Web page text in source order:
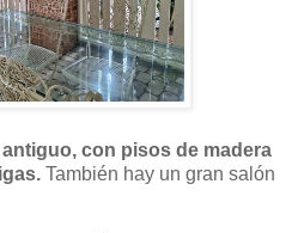
con pisos de madera
También hay un gran salón